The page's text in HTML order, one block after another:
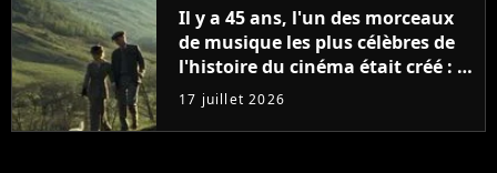
Il y a 45 ans, l'un des morceaux
de musique les plus célèbres de
l'histoire du cinéma était créé : la
mélodie est aujourd'hui plus
célèbre que le film pour lequel
elle a été composée
17 juillet 2026